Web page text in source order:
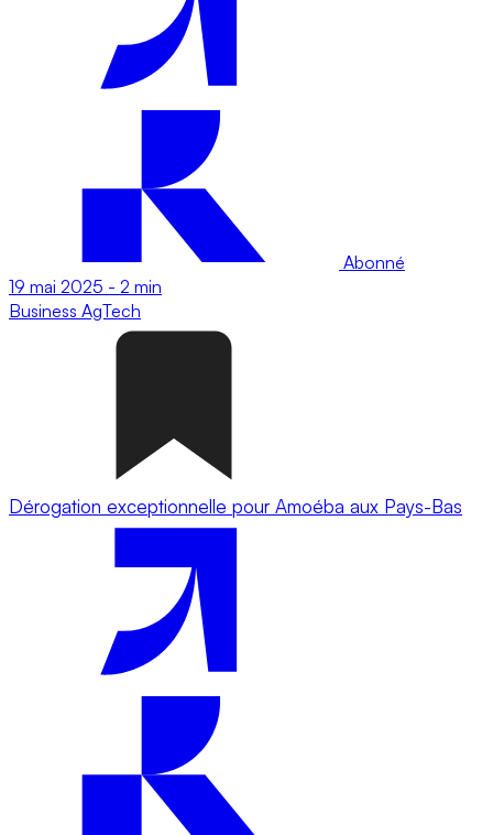
Abonné
19 mai 2025 - 2 min
Business AgTech
Dérogation exceptionnelle pour Amoéba aux Pays-Bas